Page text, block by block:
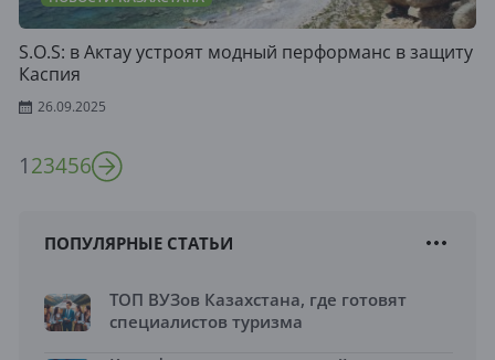
S.O.S: в Актау устроят модный перформанс в защиту
Каспия
26.09.2025
123456
ПОПУЛЯРНЫЕ СТАТЬИ
ТОП ВУЗов Казахстана, где готовят
специалистов туризма